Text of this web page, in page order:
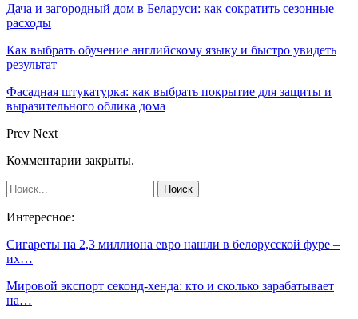
Дача и загородный дом в Беларуси: как сократить сезонные
расходы
Как выбрать обучение английскому языку и быстро увидеть
результат
Фасадная штукатурка: как выбрать покрытие для защиты и
выразительного облика дома
Prev Next
Комментарии закрыты.
Интересное:
Сигареты на 2,3 миллиона евро нашли в белорусской фуре –
их…
Мировой экспорт секонд-хенда: кто и сколько зарабатывает
на…